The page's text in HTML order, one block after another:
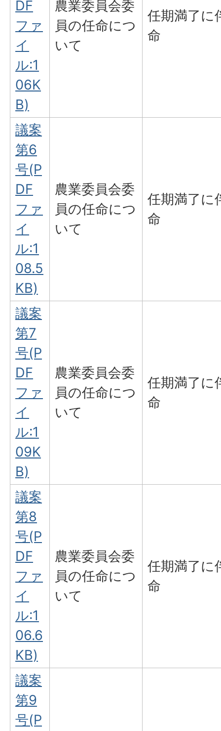
DF
ファ
イ
ル:1
06K
B)
農業委員会委
員の任命につ
いて
任期満了に
命
議案
第6
号(P
DF
ファ
イ
ル:1
08.5
KB)
農業委員会委
員の任命につ
いて
任期満了に
命
議案
第7
号(P
DF
ファ
イ
ル:1
09K
B)
農業委員会委
員の任命につ
いて
任期満了に
命
議案
第8
号(P
DF
ファ
イ
ル:1
06.6
KB)
農業委員会委
員の任命につ
いて
任期満了に
命
議案
第9
号(P